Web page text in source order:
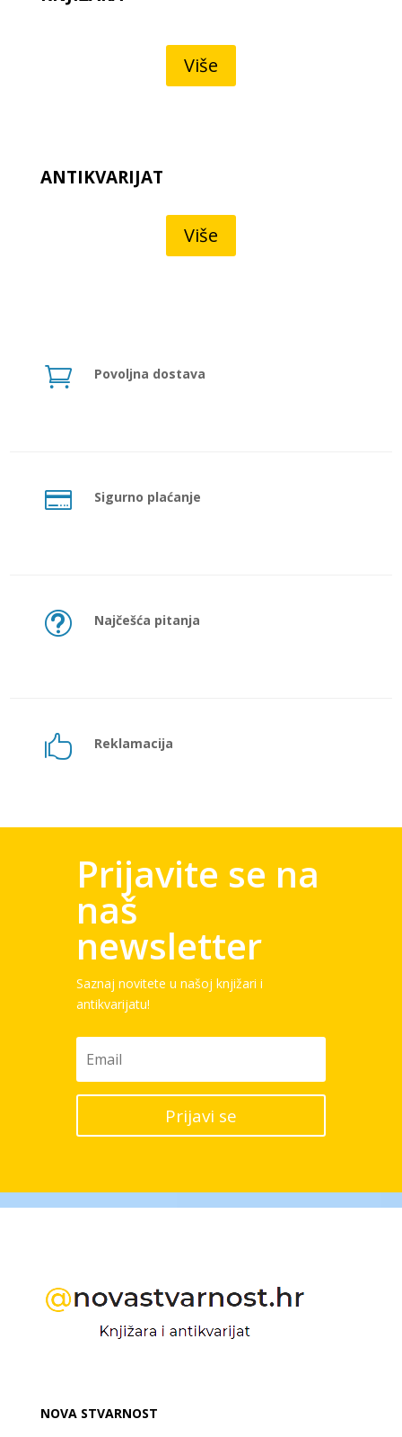
Više
ANTIKVARIJAT
Više
 Povoljna dostava
 Sigurno plaćanje
t Najčešća pitanja
 Reklamacija
Prijavite se na
naš
newsletter
Saznaj novitete u našoj knjižari i
antikvarijatu!
Prijavi se
NOVA STVARNOST